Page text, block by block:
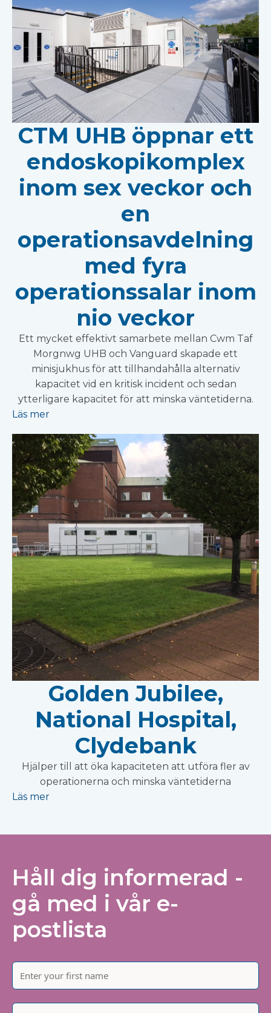
CTM UHB öppnar ett
endoskopikomplex
inom sex veckor och
en
operationsavdelning
med fyra
operationssalar inom
nio veckor
Ett mycket effektivt samarbete mellan Cwm Taf
Morgnwg UHB och Vanguard skapade ett
minisjukhus för att tillhandahålla alternativ
kapacitet vid en kritisk incident och sedan
ytterligare kapacitet för att minska väntetiderna.
Läs mer
Golden Jubilee,
National Hospital,
Clydebank
Hjälper till att öka kapaciteten att utföra fler av
operationerna och minska väntetiderna
Läs mer
Håll dig informerad -
gå med i vår e-
postlista